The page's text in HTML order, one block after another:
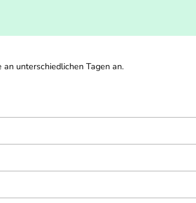
unterschiedlichen Tagen an.